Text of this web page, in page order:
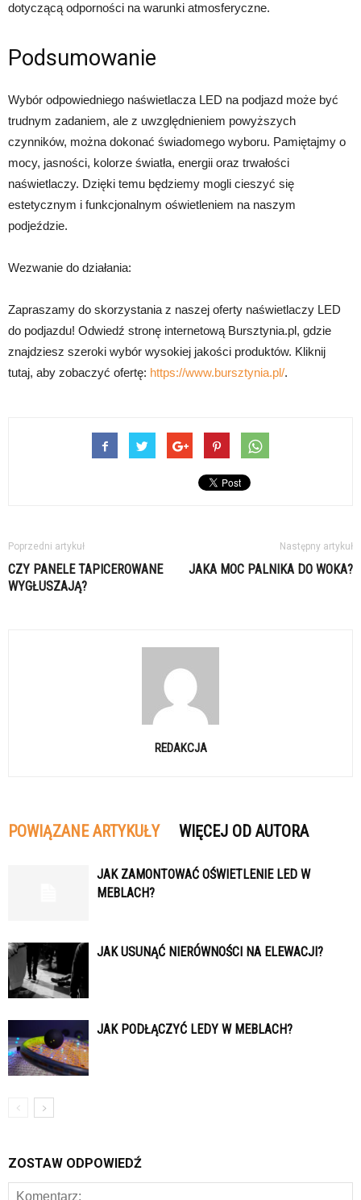
dotyczącą odporności na warunki atmosferyczne.
Podsumowanie
Wybór odpowiedniego naświetlacza LED na podjazd może być
trudnym zadaniem, ale z uwzględnieniem powyższych
czynników, można dokonać świadomego wyboru. Pamiętajmy o
mocy, jasności, kolorze światła, energii oraz trwałości
naświetlaczy. Dzięki temu będziemy mogli cieszyć się
estetycznym i funkcjonalnym oświetleniem na naszym
podjeździe.
Wezwanie do działania:
Zapraszamy do skorzystania z naszej oferty naświetlaczy LED
do podjazdu! Odwiedź stronę internetową Bursztynia.pl, gdzie
znajdziesz szeroki wybór wysokiej jakości produktów. Kliknij
tutaj, aby zobaczyć ofertę: https://www.bursztynia.pl/.
Poprzedni artykuł
CZY PANELE TAPICEROWANE
WYGŁUSZAJĄ?
Następny artykuł
JAKA MOC PALNIKA DO WOKA?
REDAKCJA
POWIĄZANE ARTYKUŁY WIĘCEJ OD AUTORA
JAK ZAMONTOWAĆ OŚWIETLENIE LED W
MEBLACH?
JAK USUNĄĆ NIERÓWNOŚCI NA ELEWACJI?
JAK PODŁĄCZYĆ LEDY W MEBLACH?
ZOSTAW ODPOWIEDŹ